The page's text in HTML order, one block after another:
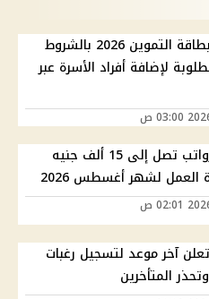
خطوات تحديث بطاقة التموين 2026 بالشروط
لإضافة أفراد الأسرة عبر
وظائف خالية برواتب تصل إلى 15 ألف جنيه
لشهر أغسطس 2026
آخر موعد لتسجيل رغبات
المتأخرين